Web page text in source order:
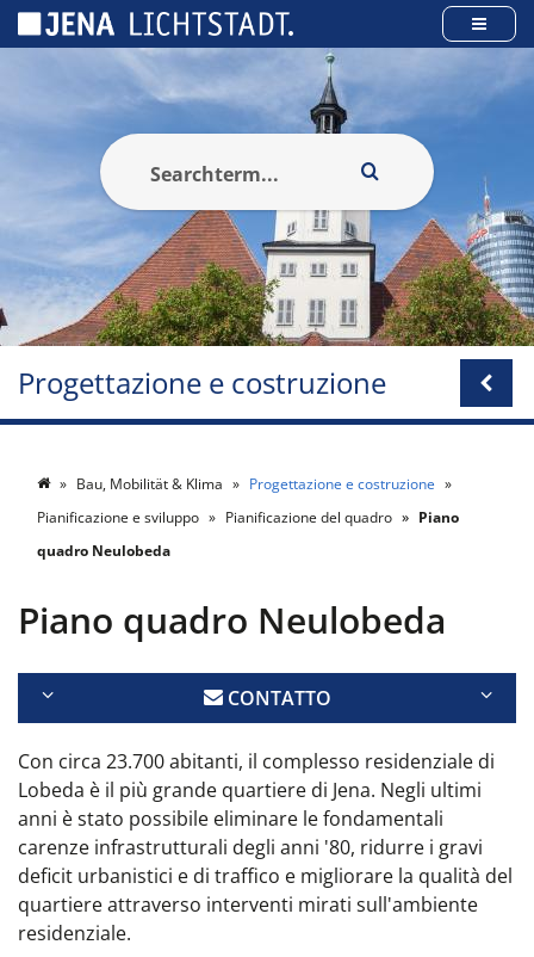
Progettazione e costruzione
Bau, Mobilität & Klima
Progettazione e costruzione
Pianificazione e sviluppo
Pianificazione del quadro
Piano
quadro Neulobeda
Piano quadro Neulobeda
CONTATTO
Con circa 23.700 abitanti, il complesso residenziale di
Lobeda è il più grande quartiere di Jena. Negli ultimi
anni è stato possibile eliminare le fondamentali
carenze infrastrutturali degli anni '80, ridurre i gravi
deficit urbanistici e di traffico e migliorare la qualità del
quartiere attraverso interventi mirati sull'ambiente
residenziale.
Pannello di gestione dei cookies